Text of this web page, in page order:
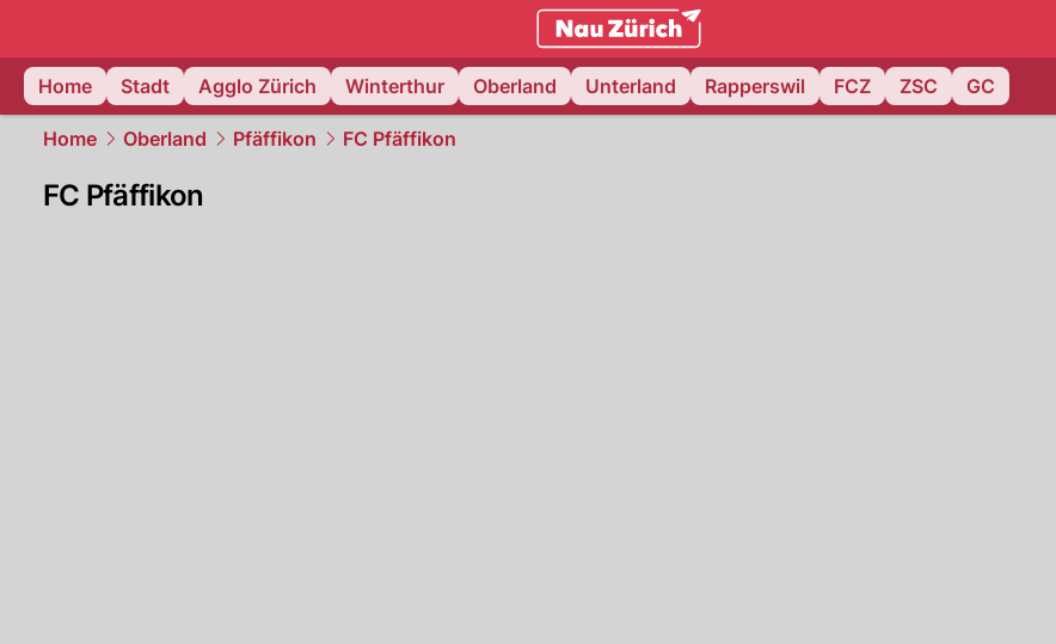
zurich.NAU.ch
Home
Stadt Agglo Zürich Winterthur Oberland Unterland Rapperswil FCZ ZSC GC
Home Oberland Pfäffikon FC Pfäffikon
FC Pfäffikon